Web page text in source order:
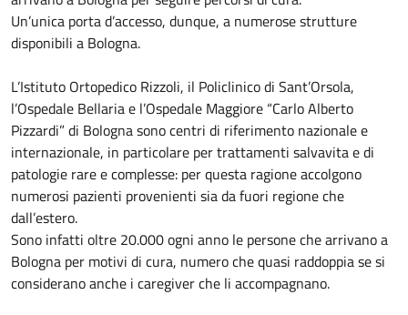
Un’unica porta d’accesso, dunque, a numerose strutture
disponibili a Bologna.
L’Istituto Ortopedico Rizzoli, il Policlinico di Sant’Orsola,
l’Ospedale Bellaria e l’Ospedale Maggiore “Carlo Alberto
Pizzardi” di Bologna sono centri di riferimento nazionale e
internazionale, in particolare per trattamenti salvavita e di
patologie rare e complesse: per questa ragione accolgono
numerosi pazienti provenienti sia da fuori regione che
dall’estero.
Sono infatti oltre 20.000 ogni anno le persone che arrivano a
Bologna per motivi di cura, numero che quasi raddoppia se si
considerano anche i caregiver che li accompagnano.